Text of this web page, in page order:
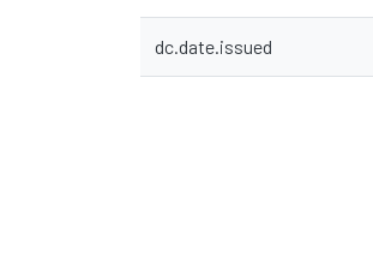
dc.date.issued